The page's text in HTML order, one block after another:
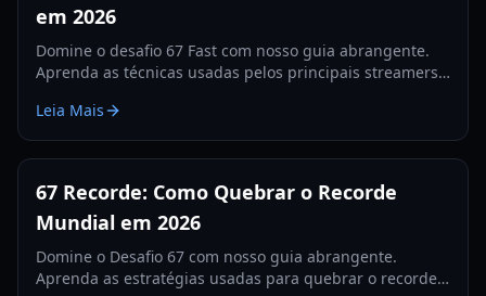
em 2026
Domine o desafio 67 Fast com nosso guia abrangente.
Aprenda as técnicas usadas pelos principais streamers
classificação.
Leia Mais
67 Recorde: Como Quebrar o Recorde
Mundial em 2026
Domine o Desafio 67 com nosso guia abrangente.
Aprenda as estratégias usadas para quebrar o recorde